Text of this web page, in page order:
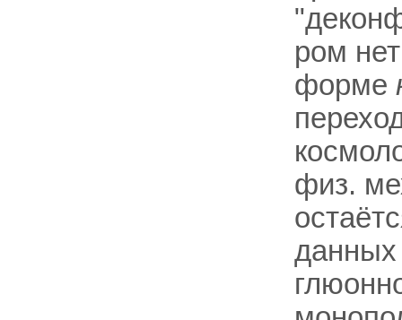
ром
форме
физ.
данных